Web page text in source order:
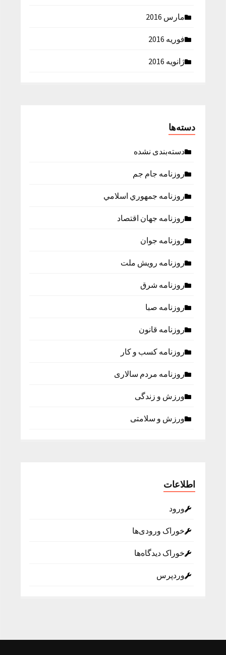
مارس 2016
فوریه 2016
ژانویه 2016
دسته‌ها
دسته‌بندی نشده
روزنامه جام جم
روزنامه جمهوري اسلامي
روزنامه جهان اقتصاد
روزنامه جوان
روزنامه رویش ملت
روزنامه شرق
روزنامه صبا
روزنامه قانون
روزنامه كسب و كار
روزنامه مردم سالاری
ورزش و زندگی
ورزش و سلامتی
اطلاعات
ورود
خوراک ورودی‌ها
خوراک دیدگاه‌ها
وردپرس